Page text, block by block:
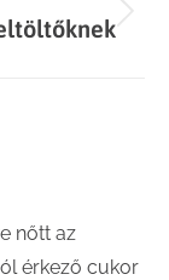
nőtt az
érkező cukor